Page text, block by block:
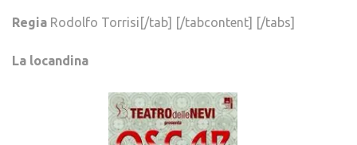
Regia Rodolfo Torrisi[/tab] [/tabcontent] [/tabs]
La locandina